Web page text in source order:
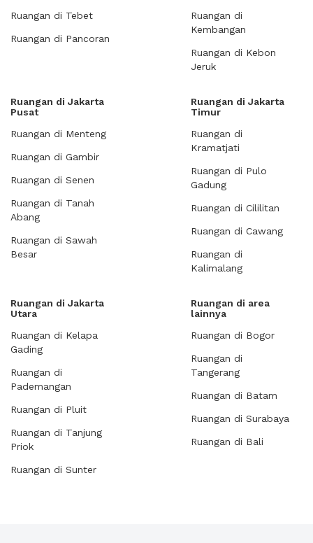
Ruangan di Tebet
Ruangan di Pancoran
Ruangan di
Kembangan
Ruangan di Kebon
Jeruk
Ruangan di Jakarta
Pusat
Ruangan di Menteng
Ruangan di Gambir
Ruangan di Senen
Ruangan di Tanah
Abang
Ruangan di Sawah
Besar
Ruangan di Jakarta
Timur
Ruangan di
Kramatjati
Ruangan di Pulo
Gadung
Ruangan di Cililitan
Ruangan di Cawang
Ruangan di
Kalimalang
Ruangan di Jakarta
Utara
Ruangan di Kelapa
Gading
Ruangan di
Pademangan
Ruangan di Pluit
Ruangan di Tanjung
Priok
Ruangan di Sunter
Ruangan di area
lainnya
Ruangan di Bogor
Ruangan di
Tangerang
Ruangan di Batam
Ruangan di Surabaya
Ruangan di Bali